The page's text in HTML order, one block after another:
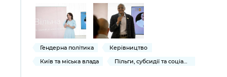
Гендерна політика
Керівництво
Київ та міська влада
Пільги, субсидії та соціальний захист